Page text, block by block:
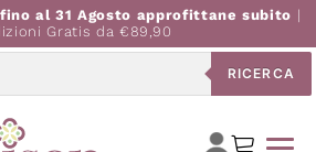
al 31 Agosto approfittane subito |
Gratis da €89,90
RICERCA